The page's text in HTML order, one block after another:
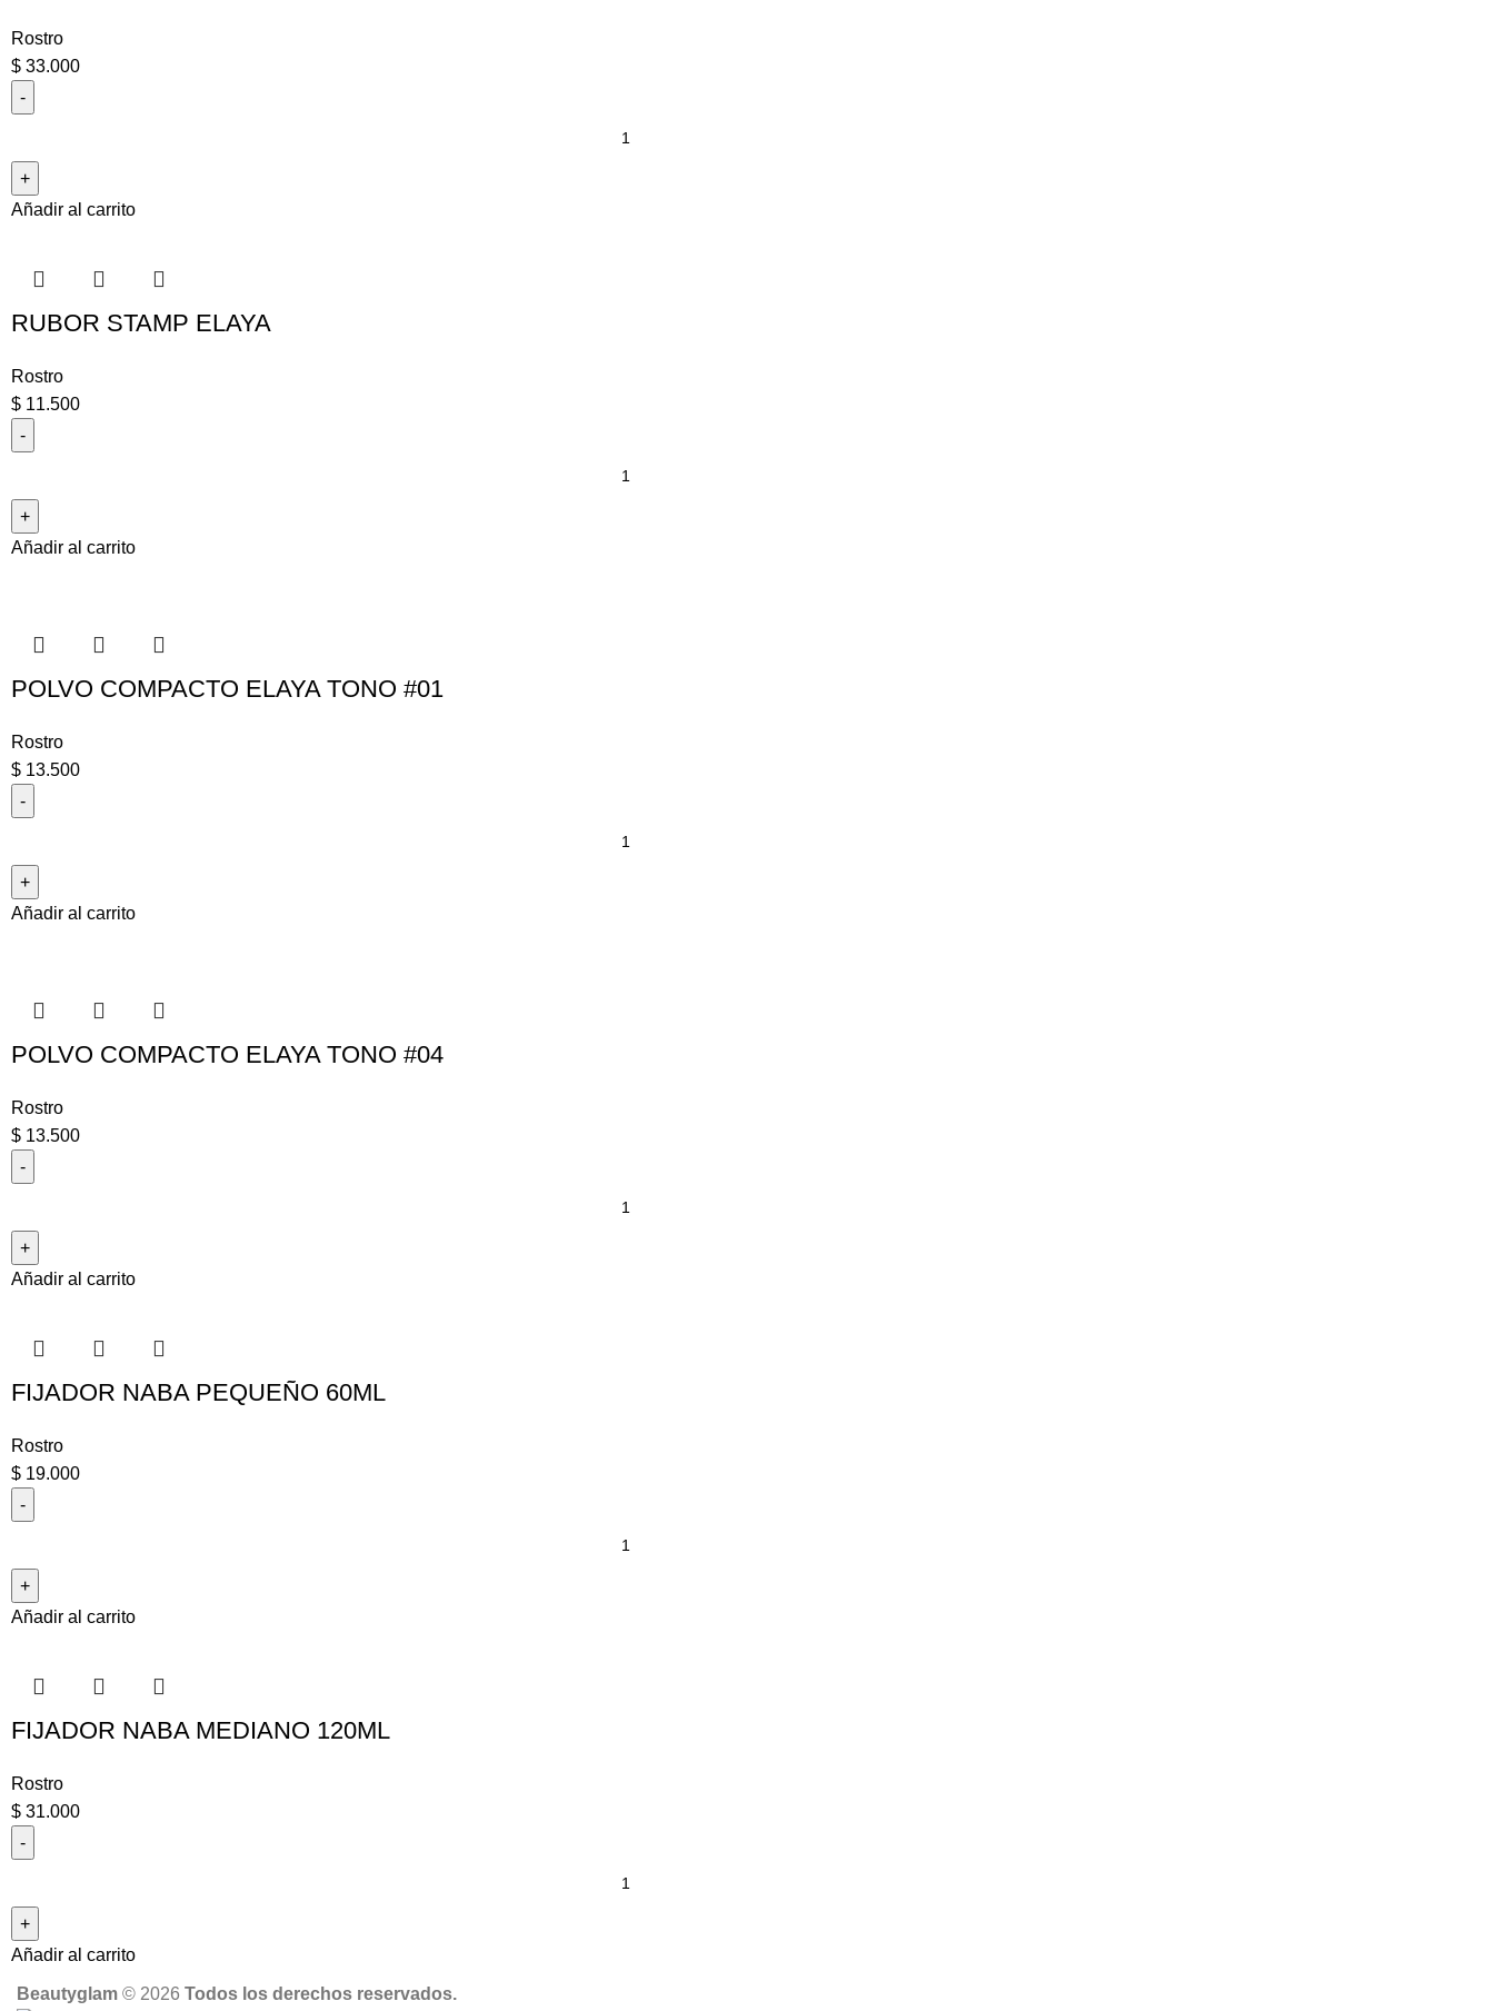
Rostro
$ 33.000
Añadir al carrito
RUBOR STAMP ELAYA
Rostro
$ 11.500
Añadir al carrito
POLVO COMPACTO ELAYA TONO #01
Rostro
$ 13.500
Añadir al carrito
POLVO COMPACTO ELAYA TONO #04
Rostro
$ 13.500
Añadir al carrito
FIJADOR NABA PEQUEÑO 60ML
Rostro
$ 19.000
Añadir al carrito
FIJADOR NABA MEDIANO 120ML
Rostro
$ 31.000
Añadir al carrito
Beautyglam ©️ 2026 Todos los derechos reservados.